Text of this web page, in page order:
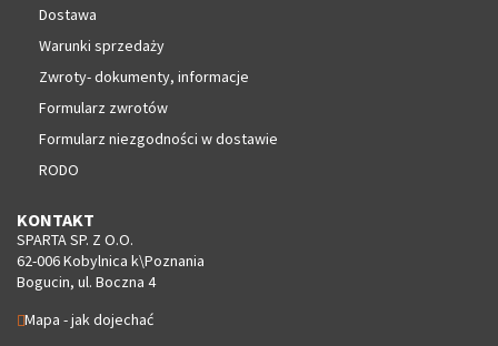
Dostawa
Warunki sprzedaży
Zwroty- dokumenty, informacje
Formularz zwrotów
Formularz niezgodności w dostawie
RODO
KONTAKT
SPARTA SP. Z O.O.
62-006 Kobylnica k\Poznania
Bogucin, ul. Boczna 4
Mapa - jak dojechać